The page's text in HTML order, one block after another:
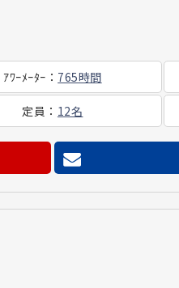
ｱﾜｰﾒｰﾀｰ ： 765時間
定員 ： 12名